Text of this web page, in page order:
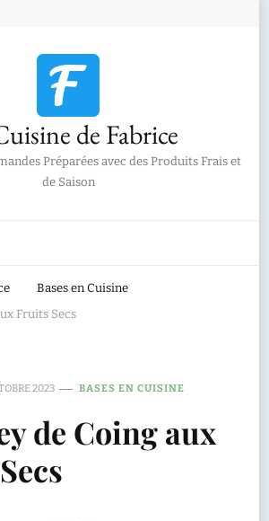
de Fabrice
Préparées avec des Produits Frais et
de Saison
Bases en Cuisine
Fruits Secs
2023 BASES EN CUISINE
de Coing aux